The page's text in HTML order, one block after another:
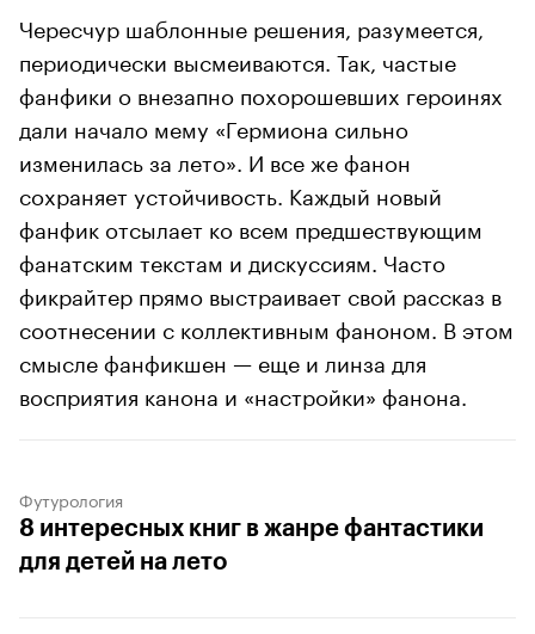
Чересчур шаблонные решения, разумеется,
периодически высмеиваются. Так, частые
фанфики о внезапно похорошевших героинях
дали начало мему «Гермиона сильно
изменилась за лето». И все же фанон
сохраняет устойчивость. Каждый новый
фанфик отсылает ко всем предшествующим
фанатским текстам и дискуссиям. Часто
фикрайтер прямо выстраивает свой рассказ в
соотнесении с коллективным фаноном. В этом
смысле фанфикшен — еще и линза для
восприятия канона и «настройки» фанона.
Футурология
8 интересных книг в жанре фантастики
для детей на лето